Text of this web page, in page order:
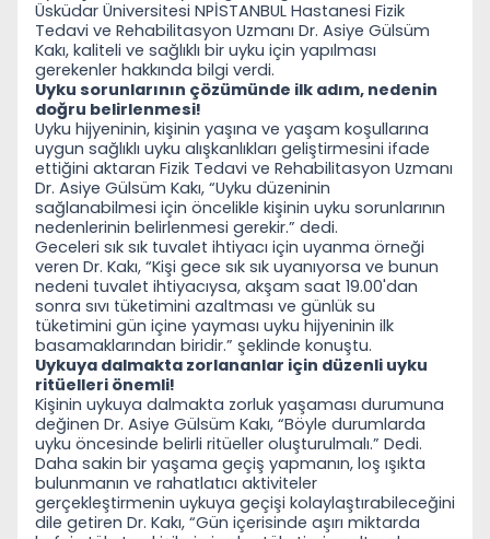
Üsküdar Üniversitesi NPİSTANBUL Hastanesi Fizik
Tedavi ve Rehabilitasyon Uzmanı Dr. Asiye Gülsüm
Kakı, kaliteli ve sağlıklı bir uyku için yapılması
gerekenler hakkında bilgi verdi.
Uyku sorunlarının çözümünde ilk adım, nedenin
doğru belirlenmesi!
Uyku hijyeninin, kişinin yaşına ve yaşam koşullarına
uygun sağlıklı uyku alışkanlıkları geliştirmesini ifade
ettiğini aktaran Fizik Tedavi ve Rehabilitasyon Uzmanı
Dr. Asiye Gülsüm Kakı, “Uyku düzeninin
sağlanabilmesi için öncelikle kişinin uyku sorunlarının
nedenlerinin belirlenmesi gerekir.” dedi.
Geceleri sık sık tuvalet ihtiyacı için uyanma örneği
veren Dr. Kakı, “Kişi gece sık sık uyanıyorsa ve bunun
nedeni tuvalet ihtiyacıysa, akşam saat 19.00'dan
sonra sıvı tüketimini azaltması ve günlük su
tüketimini gün içine yayması uyku hijyeninin ilk
basamaklarından biridir.” şeklinde konuştu.
Uykuya dalmakta zorlananlar için düzenli uyku
ritüelleri önemli!
Kişinin uykuya dalmakta zorluk yaşaması durumuna
değinen Dr. Asiye Gülsüm Kakı, “Böyle durumlarda
uyku öncesinde belirli ritüeller oluşturulmalı.” Dedi.
Daha sakin bir yaşama geçiş yapmanın, loş ışıkta
bulunmanın ve rahatlatıcı aktiviteler
gerçekleştirmenin uykuya geçişi kolaylaştırabileceğini
dile getiren Dr. Kakı, “Gün içerisinde aşırı miktarda